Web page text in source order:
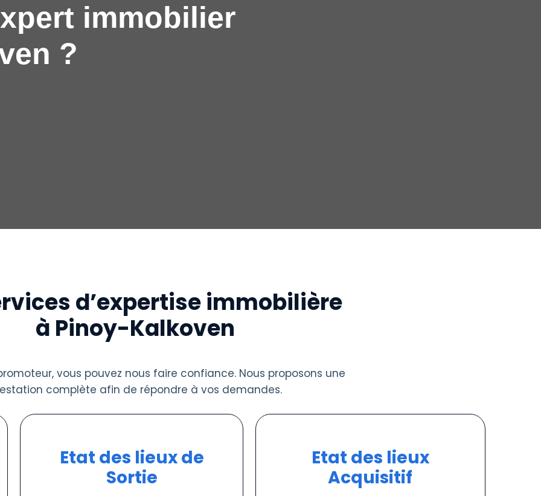
immobilier
?
d’expertise immobilière
à Pinoy-Kalkoven
vous pouvez nous faire confiance. Nous proposons une
complète afin de répondre à vos demandes.
Etat des lieux de
Sortie
Etat des lieux
Acquisitif